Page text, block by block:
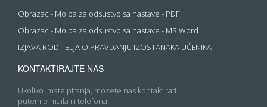
Obrazac - Molba za odsustvo sa nastave - PDF
Obrazac - Molba za odsustvo sa nastave - MS Word
IZJAVA RODITELJA O PRAVDANJU IZOSTANAKA UČENIKA
KONTAKTIRAJTE NAS
Ukoliko imate pitanja, mozete nas kontaktirati
putem e-maila ili telefona.